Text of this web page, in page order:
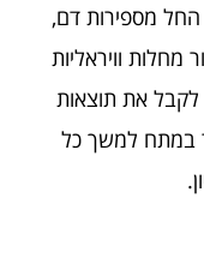
החל מספירות דם,
מחלות וויראליות
לקבל את תוצאות
במתח למשך כל